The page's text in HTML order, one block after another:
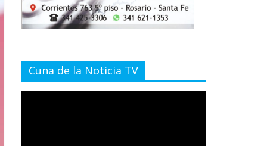
Cuna de la Noticia TV